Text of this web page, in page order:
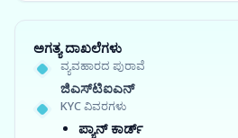
ಅಗತ್ಯ ದಾಖಲೆಗಳು
ವ್ಯವಹಾರದ ಪುರಾವೆ
ಜಿಎಸ್‍ಟಿಐಎನ್
KYC ವಿವರಗಳು
ಪ್ಯಾನ್ ಕಾರ್ಡ್